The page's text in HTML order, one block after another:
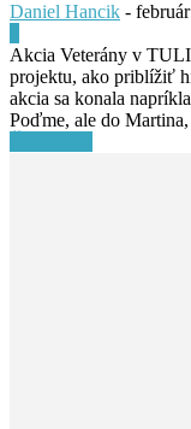
Daniel Hancik -
Akcia Veterány v
projektu, ako priblížiť
akcia sa konala
Poďme, ale do